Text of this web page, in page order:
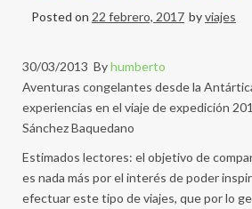
Posted on 22 febrero, 2017 byviajes
30/03/2013 Byhumberto
Aventuras congelantes desde la
experiencias en el viaje de expedición
Sánchez Baquedano
Estimados lectores: el objetivo de
es nada más por el interés de poder
efectuar este tipo de viajes, que por lo